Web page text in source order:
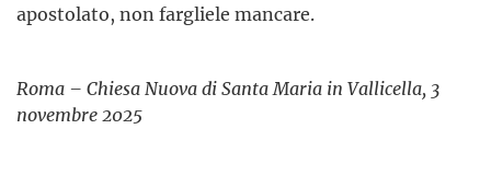
apostolato, non fargliele mancare.
Roma – Chiesa Nuova di Santa Maria in Vallicella, 3
novembre 2025